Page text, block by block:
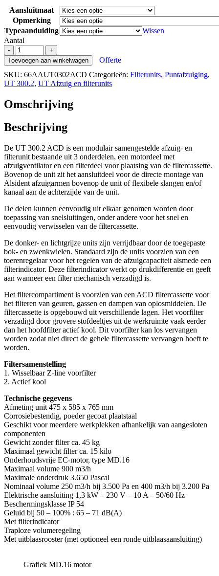
Aansluitmaat
Opmerking
Typeaanduiding
Wissen
Aantal
-
UT
300.2
met
ACD-
filter
+
Toevoegen aan winkelwagen
Offerte
SKU: 66AAUT0302ACD Categorieën: Filterunits, Puntafzuiging,
UT 300.2, UT Afzuig en filterunits
Omschrijving
Beschrijving
De UT 300.2 ACD is een modulair samengestelde afzuig- en
filterunit bestaande uit 3 onderdelen, een motordeel met
afzuigventilator en een filterdeel voor plaatsing van de filtercassette.
Bovenop de unit zit het aansluitdeel voor de directe montage van
Alsident afzuigarmen bovenop de unit of flexibele slangen en/of
kanaal aan de achterzijde van de unit.
De delen kunnen eenvoudig uit elkaar genomen worden door
toepassing van snelsluitingen, onder andere voor het snel en
eenvoudig verwisselen van de filtercassette.
De donker- en lichtgrijze units zijn verrijdbaar door de toegepaste
bok- en zwenkwielen. Standaard zijn de units voorzien van een
toerenregelaar voor het regelen van de afzuigcapaciteit alsmede een
filterindicator. Deze filterindicator werkt op drukdifferentie en geeft
aan wanneer een filter mechanisch verzadigd is.
Het filtercompartiment is voorzien van een ACD filtercassette voor
het filteren van geuren, gassen en dampen van oplosmiddelen. De
filtercassette is opgebouwd uit verschillende lagen. Het voorfilter
verzadigd door grovere stofdeeltjes uit de werkruimte vaak eerder
dan het hoofdfilter actief kool. Dit voorfilter kan los vervangen
worden zodat niet direct de gehele filtercassette vervangen hoeft te
worden.
Filtersamenstelling
1. Wisselbaar Z-line voorfilter
2. Actief kool
Technische gegevens
Afmeting unit 475 x 585 x 765 mm
Corrosiebestendig, poeder gecoat plaatstaal
Geschikt voor meerdere werkplekken afhankelijk van aangesloten
componenten
Gewicht zonder filter ca. 45 kg
Maximaal gewicht filter ca. 15 kilo
Onderhoudsvrije EC-motor, type MD.16
Maximaal volume 900 m3/h
Maximale onderdruk 3.650 Pascal
Nominaal volume 250 m3/h bij 3.500 Pa en 400 m3/h bij 3.200 Pa
Elektrische aansluiting 1,3 kW – 230 V – 10 A – 50/60 Hz
Beschermingsklasse IP 54
Geluid bij 50 – 100% : 65 – 71 dB(A)
Met filterindicator
Traploze volumeregeling
Met uitblaasrooster (met optioneel een ronde uitblaasaansluiting)
Grafiek MD.16 motor